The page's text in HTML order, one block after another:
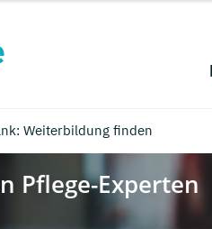
Weiterbildung finden